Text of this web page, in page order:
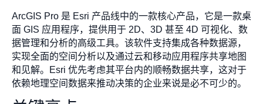
ArcGIS Pro 是 Esri 产品线中的一款核心产品，它是一款桌
面 GIS 应用程序，提供用于 2D、3D 甚至 4D 可视化、数
据管理和分析的高级工具。该软件支持集成各种数据源，
实现全面的空间分析以及通过云和移动应用程序共享地图
和见解。Esri 优先考虑其平台内的顺畅数据共享，这对于
依赖地理空间数据来推动决策的企业来说是必不可少的。